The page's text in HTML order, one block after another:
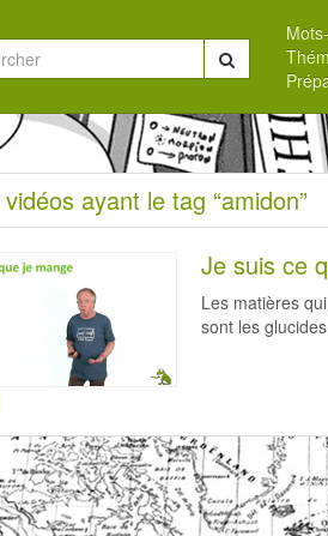
Chercher
vidéos ayant le tag “amidon”
Je suis ce
Les matières
sont les